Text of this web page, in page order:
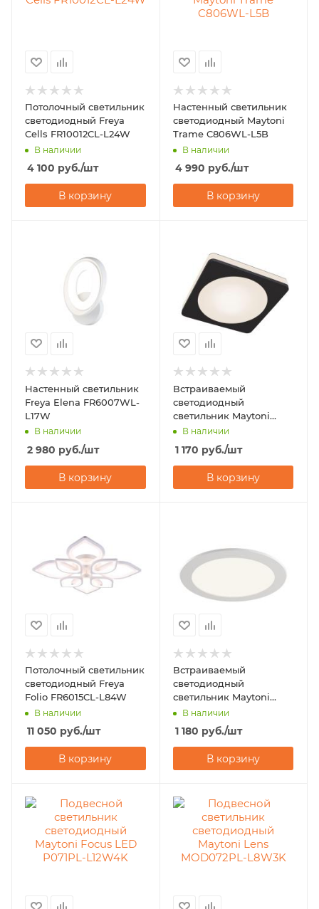
Потолочный светильник
светодиодный Freya
Cells FR10012CL-L24W
В наличии
4 100 руб./шт
В корзину
Настенный светильник
светодиодный Maytoni
Trame C806WL-L5B
В наличии
4 990 руб./шт
В корзину
Настенный светильник
Freya Elena FR6007WL-
L17W
В наличии
2 980 руб./шт
В корзину
Встраиваемый
светодиодный
светильник Maytoni
Phanton DL2001-L12B
В наличии
1 170 руб./шт
В корзину
Потолочный светильник
светодиодный Freya
Folio FR6015CL-L84W
В наличии
11 050 руб./шт
В корзину
Встраиваемый
светодиодный
светильник Maytoni
Stockton DL018-6-L18W
В наличии
1 180 руб./шт
В корзину